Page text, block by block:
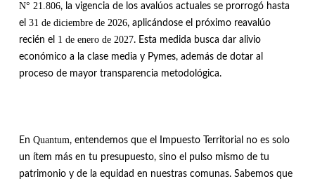
N° 21.806, la vigencia de los avalúos actuales se prorrogó hasta
el 31 de diciembre de 2026, aplicándose el próximo reavalúo
recién el 1 de enero de 2027. Esta medida busca dar alivio
económico a la clase media y Pymes, además de dotar al
proceso de mayor transparencia metodológica.
En Quantum, entendemos que el Impuesto Territorial no es solo
un ítem más en tu presupuesto, sino el pulso mismo de tu
patrimonio y de la equidad en nuestras comunas. Sabemos que